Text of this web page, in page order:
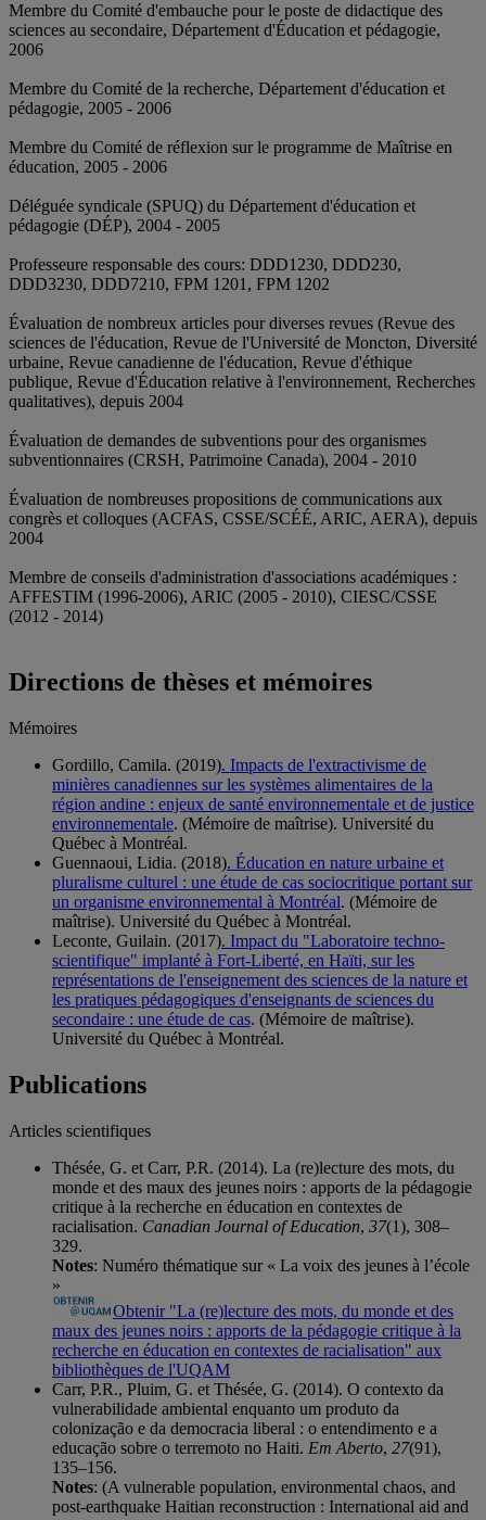
Membre du Comité d'embauche pour le poste de didactique des
sciences au secondaire, Département d'Éducation et pédagogie,
2006
Membre du Comité de la recherche, Département d'éducation et
pédagogie, 2005 - 2006
Membre du Comité de réflexion sur le programme de Maîtrise en
éducation, 2005 - 2006
Déléguée syndicale (SPUQ) du Département d'éducation et
pédagogie (DÉP), 2004 - 2005
Professeure responsable des cours: DDD1230, DDD230,
DDD3230, DDD7210, FPM 1201, FPM 1202
Évaluation de nombreux articles pour diverses revues (Revue des
sciences de l'éducation, Revue de l'Université de Moncton, Diversité
urbaine, Revue canadienne de l'éducation, Revue d'éthique
publique, Revue d'Éducation relative à l'environnement, Recherches
qualitatives), depuis 2004
Évaluation de demandes de subventions pour des organismes
subventionnaires (CRSH, Patrimoine Canada), 2004 - 2010
Évaluation de nombreuses propositions de communications aux
congrès et colloques (ACFAS, CSSE/SCÉÉ, ARIC, AERA), depuis
2004
Membre de conseils d'administration d'associations académiques :
AFFESTIM (1996-2006), ARIC (2005 - 2010), CIESC/CSSE
(2012 - 2014)
Directions de thèses et mémoires
Mémoires
Gordillo, Camila. (2019). Impacts de l'extractivisme de
minières canadiennes sur les systèmes alimentaires de la
région andine : enjeux de santé environnementale et de justice
environnementale. (Mémoire de maîtrise). Université du
Québec à Montréal.
Guennaoui, Lidia. (2018). Éducation en nature urbaine et
pluralisme culturel : une étude de cas sociocritique portant sur
un organisme environnemental à Montréal. (Mémoire de
maîtrise). Université du Québec à Montréal.
Leconte, Guilain. (2017). Impact du "Laboratoire techno-
scientifique" implanté à Fort-Liberté, en Haïti, sur les
représentations de l'enseignement des sciences de la nature et
les pratiques pédagogiques d'enseignants de sciences du
secondaire : une étude de cas. (Mémoire de maîtrise).
Université du Québec à Montréal.
Publications
Articles scientifiques
Thésée, G. et Carr, P.R. (2014). La (re)lecture des mots, du
monde et des maux des jeunes noirs : apports de la pédagogie
critique à la recherche en éducation en contextes de
racialisation. Canadian Journal of Education, 37(1), 308–
329.
Notes: Numéro thématique sur « La voix des jeunes à l’école
»
Obtenir "La (re)lecture des mots, du monde et des
maux des jeunes noirs : apports de la pédagogie critique à la
recherche en éducation en contextes de racialisation" aux
bibliothèques de l'UQAM
Carr, P.R., Pluim, G. et Thésée, G. (2014). O contexto da
vulnerabilidade ambiental enquanto um produto da
colonização e da democracia liberal : o entendimento e a
educação sobre o terremoto no Haiti. Em Aberto, 27(91),
135–156.
Notes: (A vulnerable population, environmental chaos, and
post-earthquake Haitian reconstruction : International aid and